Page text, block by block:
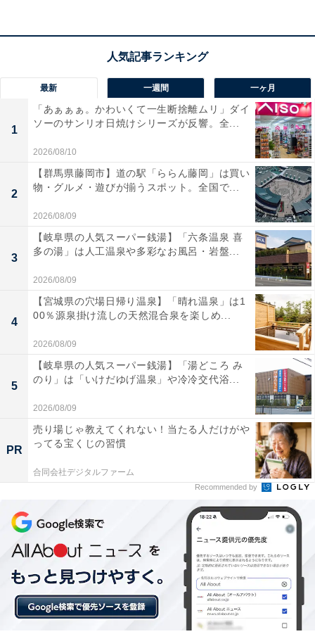
楽天トラベルでホテルを見る
「由布院温泉 朝霧のみえる宿 ゆふいん花由」の口
コミは？
「由布院温泉 朝霧のみえる宿 ゆふいん花由」には、以下
のような口コミが寄せられています。
由布岳を一望できる絶景や朝霧が好評です
大分の食材を使った美味しいお食事が喜ばれていま
最新 一週間 一ヶ月
1
「あぁぁぁ。かわいくて一生断捨離ムリ」ダイ
ソーのサンリオ日焼けシリーズが反響。全...
2026/08/10
2
【群馬県藤岡市】道の駅「ららん藤岡」は買い
物・グルメ・遊びが揃うスポット。全国で...
2026/08/09
3
【岐阜県の人気スーパー銭湯】「六条温泉 喜
多の湯」は人工温泉や多彩なお風呂・岩盤...
2026/08/09
4
【宮城県の穴場日帰り温泉】「晴れ温泉」は1
00％源泉掛け流しの天然混合泉を楽しめ...
2026/08/09
5
【岐阜県の人気スーパー銭湯】「湯どころ み
のり」は「いけだゆげ温泉」や冷冷交代浴...
2026/08/09
PR
売り場じゃ教えてくれない！当たる人だけがや
ってる宝くじの習慣
合同会社デジタルファーム
Recommended by